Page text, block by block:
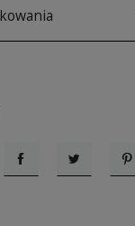
UdostępnijTweetuj